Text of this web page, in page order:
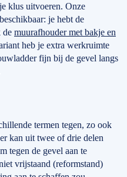
klus uitvoeren. Onze
je hebt de
de muurafhouder met bakje en
heb je extra werkruimte
fijn bij de gevel langs
termen tegen, zo ook
kan uit twee of drie delen
tegen de gevel aan te
vrijstaand (reformstand)